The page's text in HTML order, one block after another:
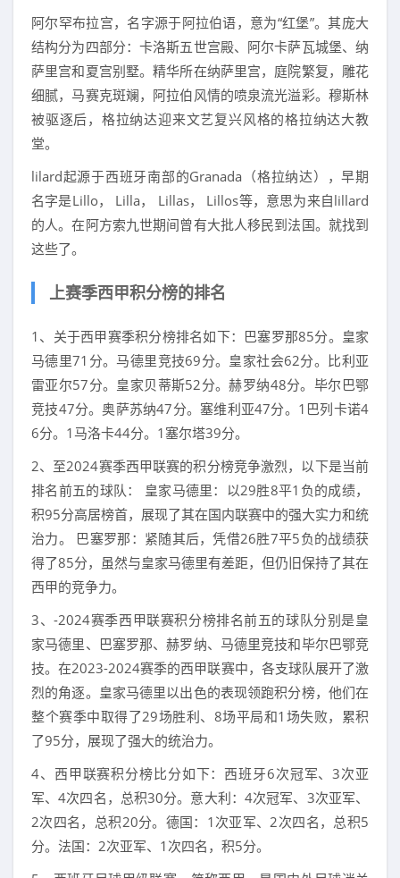
阿尔罕布拉宫，名字源于阿拉伯语，意为“红堡”。其庞大
结构分为四部分：卡洛斯五世宫殿、阿尔卡萨瓦城堡、纳
萨里宫和夏宫别墅。精华所在纳萨里宫，庭院繁复，雕花
细腻，马赛克斑斓，阿拉伯风情的喷泉流光溢彩。穆斯林
被驱逐后，格拉纳达迎来文艺复兴风格的格拉纳达大教
堂。
lilard起源于西班牙南部的Granada（格拉纳达），早期
名字是Lillo， Lilla， Lillas， Lillos等，意思为来自lillard
的人。在阿方索九世期间曾有大批人移民到法国。就找到
这些了。
上赛季西甲积分榜的排名
1、关于西甲赛季积分榜排名如下：巴塞罗那85分。皇家
马德里71分。马德里竞技69分。皇家社会62分。比利亚
雷亚尔57分。皇家贝蒂斯52分。赫罗纳48分。毕尔巴鄂
竞技47分。奥萨苏纳47分。塞维利亚47分。1巴列卡诺4
6分。1马洛卡44分。1塞尔塔39分。
2、至2024赛季西甲联赛的积分榜竞争激烈，以下是当前
排名前五的球队： 皇家马德里：以29胜8平1负的成绩，
积95分高居榜首，展现了其在国内联赛中的强大实力和统
治力。 巴塞罗那：紧随其后，凭借26胜7平5负的战绩获
得了85分，虽然与皇家马德里有差距，但仍旧保持了其在
西甲的竞争力。
3、-2024赛季西甲联赛积分榜排名前五的球队分别是皇
家马德里、巴塞罗那、赫罗纳、马德里竞技和毕尔巴鄂竞
技。在2023-2024赛季的西甲联赛中，各支球队展开了激
烈的角逐。皇家马德里以出色的表现领跑积分榜，他们在
整个赛季中取得了29场胜利、8场平局和1场失败，累积
了95分，展现了强大的统治力。
4、西甲联赛积分榜比分如下：西班牙6次冠军、3次亚
军、4次四名，总积30分。意大利：4次冠军、3次亚军、
2次四名，总积20分。德国：1次亚军、2次四名，总积5
分。法国：2次亚军、1次四名，积5分。